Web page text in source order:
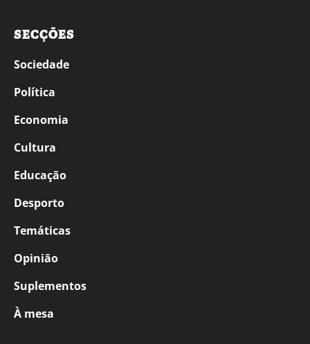
SECÇÕES
Sociedade
Política
Economia
Cultura
Educação
Desporto
Temáticas
Opinião
Suplementos
À mesa